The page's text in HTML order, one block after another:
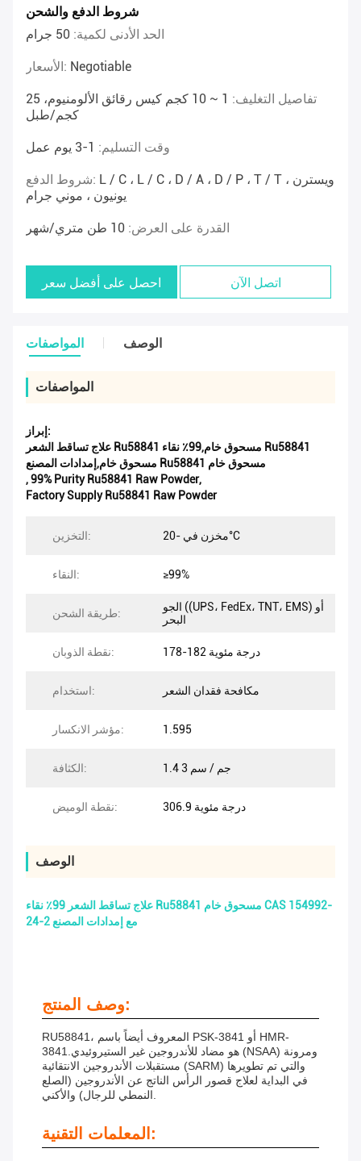
شروط الدفع والشحن
الحد الأدنى لكمية: 50 جرام
الأسعار: Negotiable
تفاصيل التغليف:
1 ~ 10 كجم كيس رقائق الألومنيوم، 25
كجم/طبل
وقت التسليم: 1-3 يوم عمل
شروط الدفع: L / C ، L / C ، D / A ، D / P ، T / T ، ويسترن
يونيون ، موني جرام
القدرة على العرض: 10 طن متري/شهر
احصل على أفضل سعر اتصل الآن
المواصفات الوصف
المواصفات
إبراز:
علاج تساقط الشعر Ru58841 مسحوق خام,99٪ نقاء Ru58841
مسحوق خام,إمدادات المصنع Ru58841 مسحوق خام
,99% Purity Ru58841 Raw Powder,
Factory Supply Ru58841 Raw Powder
التخزين: مخزن في -20°C
النقاء: ≥99%
طريقة الشحن:
الجو ((UPS، FedEx، TNT، EMS) أو
البحر
نقطة الذوبان: 178-182 درجة مئوية
استخدام: مكافحة فقدان الشعر
مؤشر الانكسار: 1.595
الكثافة: 1.4 جم / سم 3
نقطة الوميض: 306.9 درجة مئوية
الوصف
علاج تساقط الشعر 99٪ نقاء Ru58841 مسحوق خام CAS 154992-
24-2 مع إمدادات المصنع
وصف المنتج:
RU58841، المعروف أيضاً باسم PSK-3841 أو HMR-
3841.هو مضاد للأندروجين غير الستيروئيدي (NSAA) ومرونة
مستقبلات الأندروجين الانتقائية (SARM) والتي تم تطويرها
في البداية لعلاج قصور الرأس الناتج عن الأندروجين (الصلع
النمطي للرجال) والأكني.
المعلمات التقنية: